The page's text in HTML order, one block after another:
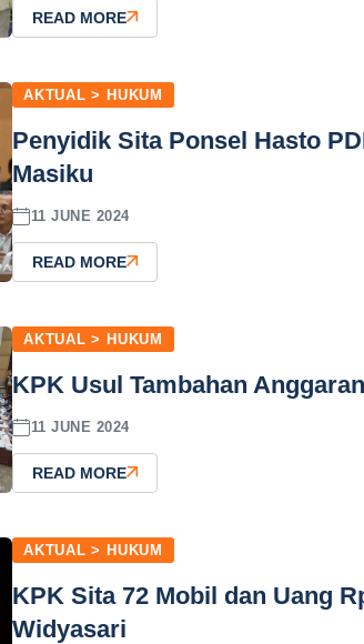
READ MORE
AKTUAL > HUKUM
Penyidik Sita Ponsel Hasto
Masiku
11 JUNE 2024
READ MORE
AKTUAL > HUKUM
KPK Usul Tambahan
11 JUNE 2024
READ MORE
AKTUAL > HUKUM
KPK Sita 72 Mobil dan Uang
Widyasari